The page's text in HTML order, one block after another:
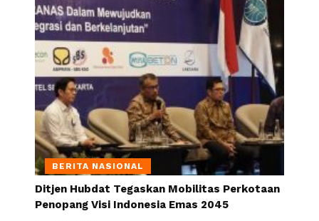
BERITA NASIONAL
Ditjen Hubdat Tegaskan Mobilitas Perkotaan
Penopang Visi Indonesia Emas 2045